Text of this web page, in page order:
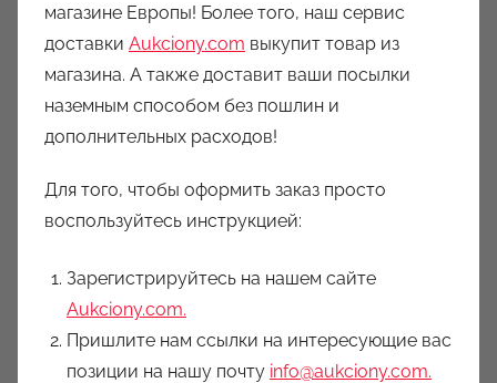
магазине Европы! Более того, наш сервис
доставки Aukciony.com выкупит товар из
магазина. А также доставит ваши посылки
наземным способом без пошлин и
дополнительных расходов!
Для того, чтобы оформить заказ просто
воспользуйтесь инструкцией:
Зарегистрируйтесь на нашем сайте
Aukciony.com.
Пришлите нам ссылки на интересующие вас
позиции на нашу почту info@aukciony.com.